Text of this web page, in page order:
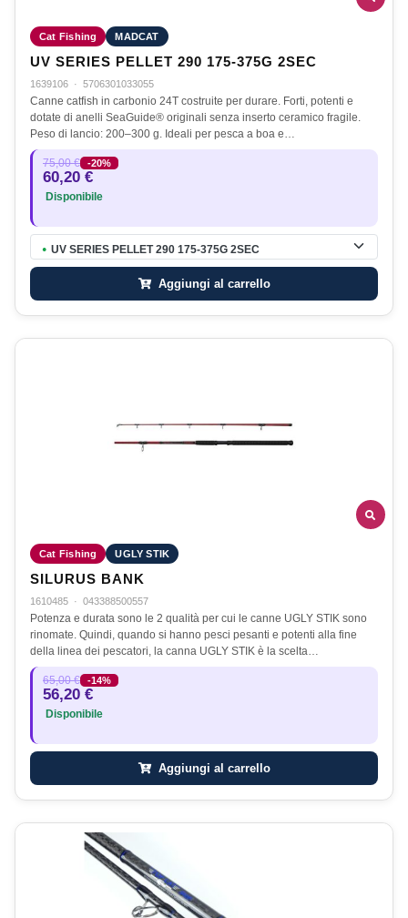
Cat Fishing MADCAT
UV SERIES PELLET 290 175-375G 2SEC
1639106 · 5706301033055
Canne catfish in carbonio 24T costruite per durare. Forti, potenti e
dotate di anelli SeaGuide® originali senza inserto ceramico fragile.
Peso di lancio: 200–300 g. Ideali per pesca a boa e…
75,00 € -20%
60,20 €
Disponibile
● UV SERIES PELLET 290 175-375G 2SEC
Aggiungi al carrello
Cat Fishing UGLY STIK
SILURUS BANK
1610485 · 043388500557
Potenza e durata sono le 2 qualità per cui le canne UGLY STIK sono
rinomate. Quindi, quando si hanno pesci pesanti e potenti alla fine
della linea dei pescatori, la canna UGLY STIK è la scelta…
65,00 € -14%
56,20 €
Disponibile
Aggiungi al carrello